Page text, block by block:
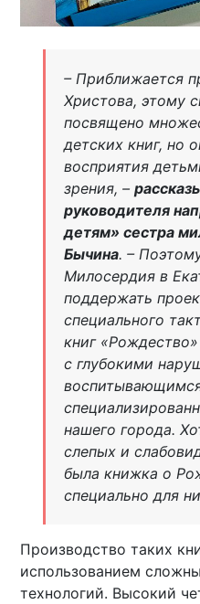
– Приближается
Христова, этому
посвящено
детских книг, но
восприятия
зрения, –
руководителя
детям» сестра
Бычина. –
Милосердия в
поддержать
специального
книг
с глубокими
нашего города.
слепых и
была книжка о
специально для
Производство таких
использованием
технологий. Высокий